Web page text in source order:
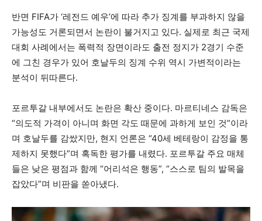
반면 FIFA가 ‘레전드 예우’에 따라 추가 징계를 부과하지 않을
가능성도 거론되면서 논란이 불거지고 있다. 실제로 최근 국제
대회 사례에서는 폭력적 장면이라도 출전 정지가 2경기 수준
에 그친 경우가 있어 호날두의 징계 수위 역시 가변적이라는
분석이 뒤따른다.
포르투갈 내부에서도 논란은 확산 중이다. 마르티네스 감독은
“의도적 가격이 아니며 화면 각도 때문에 과하게 보인 것”이라
며 호날두를 감쌌지만, 현지 언론은 “40세 베테랑이 감정을 통
제하지 못했다”며 혹독한 평가를 내렸다. 포르투갈 주요 매체
들은 낮은 평점과 함께 “어리석은 행동”, “스스로 팀의 발목을
잡았다”며 비판을 쏟아냈다.